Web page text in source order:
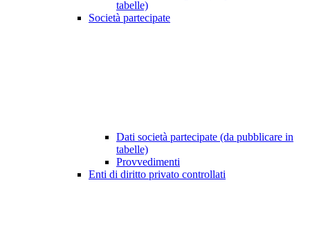
tabelle)
Società partecipate
Dati società partecipate (da pubblicare in
tabelle)
Provvedimenti
Enti di diritto privato controllati